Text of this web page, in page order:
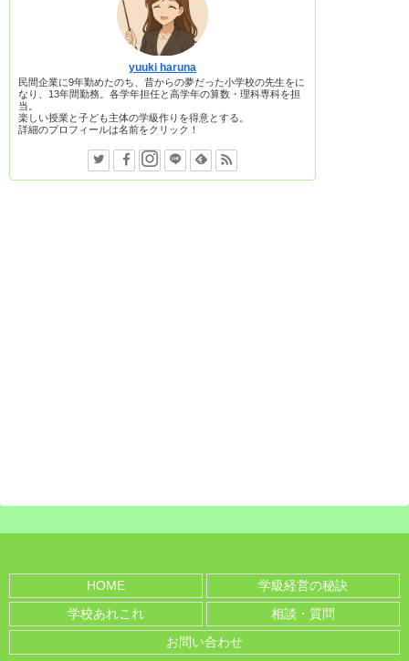
yuuki haruna
民間企業に9年勤めたのち、昔からの夢だった小学校の先生をに
なり、13年間勤務。各学年担任と高学年の算数・理科専科を担
当。
楽しい授業と子ども主体の学級作りを得意とする。
詳細のプロフィールは名前をクリック！
HOME
学級経営の秘訣
学校あれこれ
相談・質問
お問い合わせ